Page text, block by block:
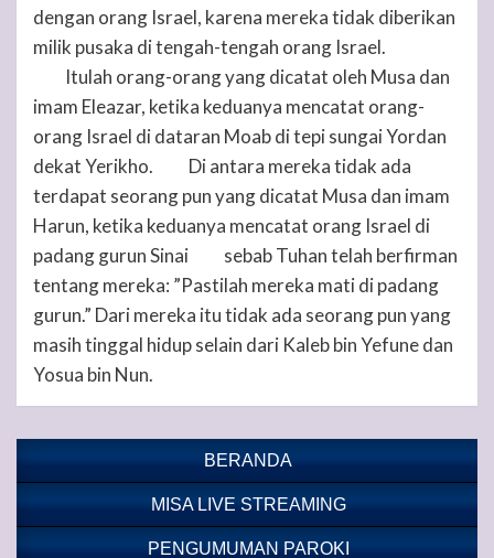
dengan orang Israel, karena mereka tidak diberikan
milik pusaka di tengah-tengah orang Israel.
Itulah orang-orang yang dicatat oleh Musa dan
imam Eleazar, ketika keduanya mencatat orang-
orang Israel di dataran Moab di tepi sungai Yordan
dekat Yerikho.
Di antara mereka tidak ada
terdapat seorang pun yang dicatat Musa dan imam
Harun, ketika keduanya mencatat orang Israel di
padang gurun Sinai
sebabTuhantelah berfirman
tentang mereka: ”Pastilah mereka mati di padang
gurun.” Dari mereka itu tidak ada seorang pun yang
masih tinggal hidup selain dari Kaleb bin Yefune dan
Yosua bin Nun.
BERANDA
MISA LIVE STREAMING
PENGUMUMAN PAROKI